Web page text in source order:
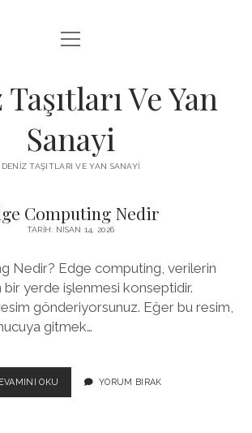
TAKIPÇI KAZANMA ŞIFRESIZ
INSTAGRAM BOT SILME
LISTE
menüyü
aç
Ve Yan
Sanayi
DENIZ TAŞITLARI VE YAN SANAYI
Computing Nedir
TARIH: NISAN 14, 2026
Nedir? Edge computing, verilerin
bir yerde işlenmesi konseptidir.
gönderiyorsunuz. Eğer bu resim,
gitmek…
OKU
COMPUTING
YORUM BIRAK